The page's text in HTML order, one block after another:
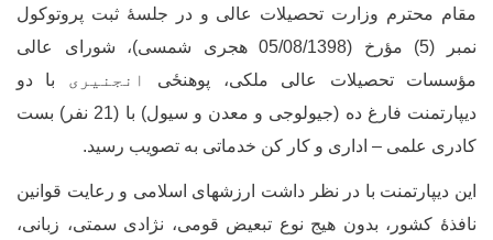
محترم وزارت تحصیلات عالی و در جلسۀ ثبت پروتوکول
نمبر (5) مؤرخ (05/08/1398 هجری شمسی)، شورای عالی
تحصیلات عالی ملکی، پوهنځیانجنیری با دو
دیپارتمنت فارغ ده (جیولوجی و معدن و سیول) با (21 نفر) بست
علمی – اداری و کار کن خدماتی به تصویب رسید.
دیپارتمنت با در نظر داشت ارزش­های اسلامی و رعایت قوانین
کشور، بدون هیج نوع تبعیض قومی، نژادی سمتی، زبانی،